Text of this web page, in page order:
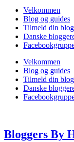
Velkommen
Blog og guides
Tilmeld din blog
Danske
Velkommen
Blog og guides
Tilmeld din blog
Danske
Bloggers By